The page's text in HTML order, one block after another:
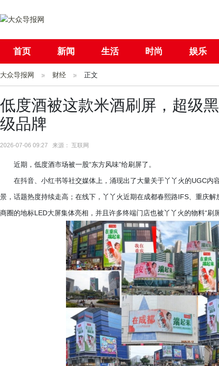
首页 新闻 生活 时尚 娱乐
社会 国际
大众导报网 财经 正文
低度酒被这款米酒刷屏，超级
级品牌
2026-07-06 09:27 来源： 互联网
近期，低度酒市场被一股“东方风味”给刷屏了。
在抖音、小红书等社交媒体上，涌现出了大量关于丫丫火的UGC内
景，话题热度持续走高；在线下，丫丫火近期在成都春熙路IFS、重庆
商圈的地标LED大屏集体亮相，并且许多终端门店也被丫丫火的物料“刷